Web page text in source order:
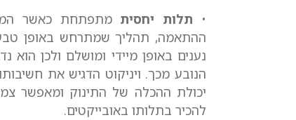
• תלות יחסית מתפתחת כאשר
ההתאמה, תהליך שמתרחש באופן
נענים באופן מיידי ומושלם ולכן
הנובע מכך. ויניקוט הדגיש את
יכולת ההכלה של התינוק ומאפשר
להכיר בתלותו באובייקטים.